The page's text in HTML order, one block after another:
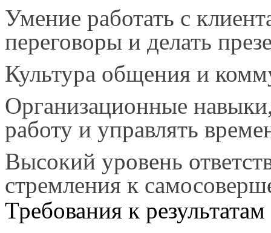
Умение работать с
переговоры и делать
Культура общения и
Организационные
работу и управлять
Высокий уровень
стремления к
Требования к